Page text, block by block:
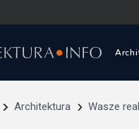
Architektura Wasze